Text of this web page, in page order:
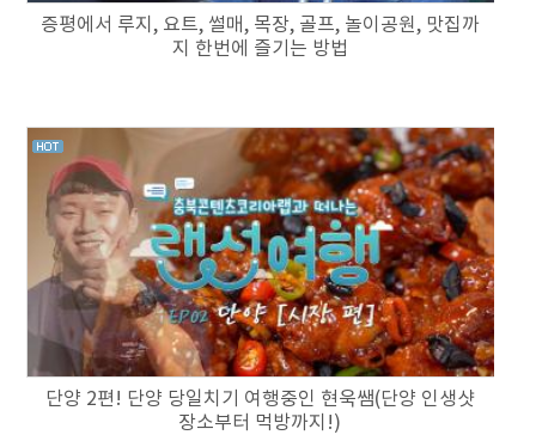
증평에서 루지, 요트, 썰매, 목장, 골프, 놀이공원, 맛집까
지 한번에 즐기는 방법
단양 2편! 단양 당일치기 여행중인 현욱쌤(단양 인생샷
장소부터 먹방까지!)